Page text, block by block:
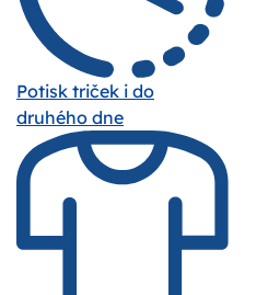
Potisk triček i do
druhého dne